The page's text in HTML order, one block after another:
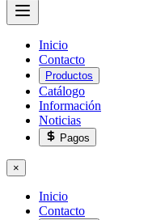
Inicio
Contacto
Productos
Catálogo
Información
Noticias
Pagos
×
Inicio
Contacto